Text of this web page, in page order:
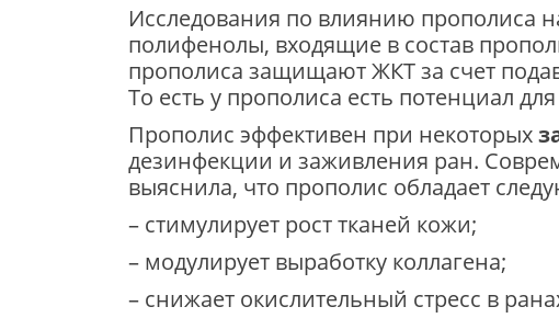
Исследования по влиянию прополиса
полифенолы, входящие в состав
прополиса защищают ЖКТ за счет
То есть у прополиса есть потенциал
Прополис эффективен при некоторых
дезинфекции и заживления ран.
выяснила, что прополис обладает
– стимулирует рост тканей кожи;
– модулирует выработку коллагена;
– снижает окислительный стресс в